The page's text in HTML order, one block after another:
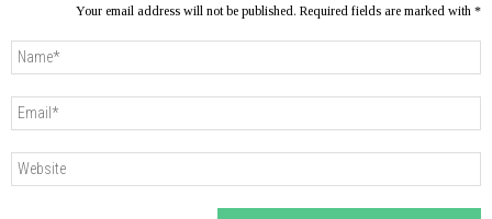
Your email address will not be published. Required fields are marked with *